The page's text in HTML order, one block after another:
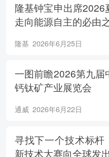
隆基钟宝申出席
走向能源自主的必由
隆基 2026年6月25日
一图前瞻2026第九
钙钛矿产业展览会
通威 2026年6月22日
寻找下一个技术标杆
新技术大赛向全球发